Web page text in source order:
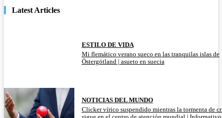
Latest Articles
ESTILO DE VIDA
Mi flemático verano sueco en las tranquilas islas de
Östergötland | asueto en suecia
NOTICIAS DEL MUNDO
Clicker vírico suspendido mientras la tormenta de